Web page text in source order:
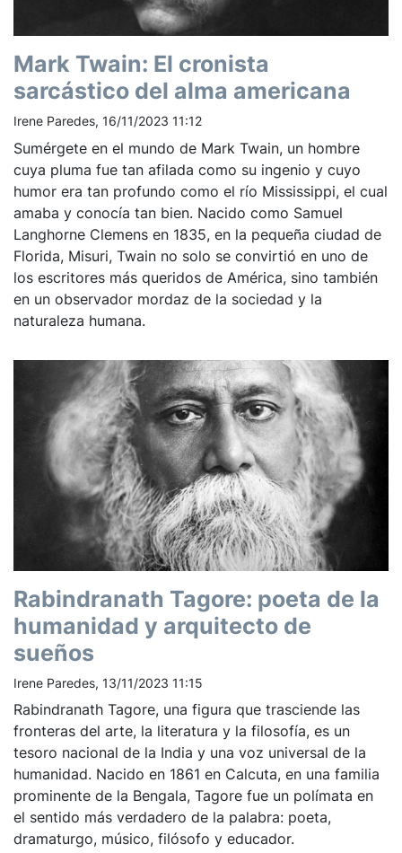
Mark Twain: El cronista
sarcástico del alma americana
Irene Paredes, 16/11/2023 11:12
Sumérgete en el mundo de Mark Twain, un hombre
cuya pluma fue tan afilada como su ingenio y cuyo
humor era tan profundo como el río Mississippi, el cual
amaba y conocía tan bien. Nacido como Samuel
Langhorne Clemens en 1835, en la pequeña ciudad de
Florida, Misuri, Twain no solo se convirtió en uno de
los escritores más queridos de América, sino también
en un observador mordaz de la sociedad y la
naturaleza humana.
Rabindranath Tagore: poeta de la
humanidad y arquitecto de
sueños
Irene Paredes, 13/11/2023 11:15
Rabindranath Tagore, una figura que trasciende las
fronteras del arte, la literatura y la filosofía, es un
tesoro nacional de la India y una voz universal de la
humanidad. Nacido en 1861 en Calcuta, en una familia
prominente de la Bengala, Tagore fue un polímata en
el sentido más verdadero de la palabra: poeta,
dramaturgo, músico, filósofo y educador.